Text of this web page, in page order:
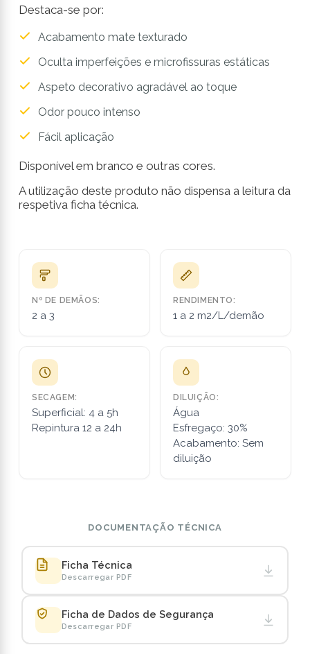
Destaca-se por:
Acabamento mate texturado
Oculta imperfeições e microfissuras estáticas
Aspeto decorativo agradável ao toque
Odor pouco intenso
Fácil aplicação
Disponível em branco e outras cores.
A utilização deste produto não dispensa a leitura da
respetiva ficha técnica.
Nº DE DEMÃOS:
2 a 3
RENDIMENTO:
1 a 2 m2/L/demão
SECAGEM:
Superficial: 4 a 5h
Repintura 12 a 24h
DILUIÇÃO:
Água
Esfregaço: 30%
Acabamento: Sem
diluição
DOCUMENTAÇÃO TÉCNICA
Ficha Técnica
Descarregar PDF
Ficha de Dados de Segurança
Descarregar PDF